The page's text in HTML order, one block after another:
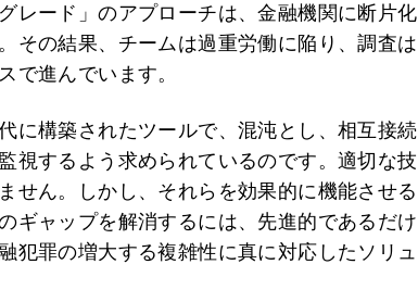
レード」のアプローチは、金融機関に断片化
その結果、チームは過重労働に陥り、調査は
で進んでいます。
に構築されたツールで、混沌とし、相互接続
視するよう求められているのです。適切な技
せん。しかし、それらを効果的に機能させる
ギャップを解消するには、先進的であるだけ
犯罪の増大する複雑性に真に対応したソリュ